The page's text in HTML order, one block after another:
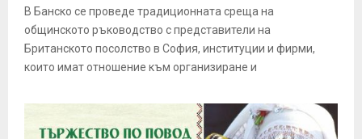
В Банско се проведе традиционната среща на
общинското ръководство с представители на
Британското посолство в София, институции и фирми,
които имат отношение към организиране и